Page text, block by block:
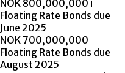
NOK 800,000,000 i
Floating Rate Bonds due
June 2025
NOK 700,000,000
Floating Rate Bonds due
August 2025